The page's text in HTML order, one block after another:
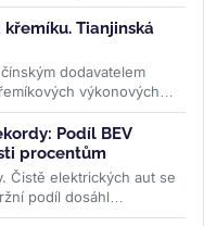
Tianjinská
dodavatelem
výkonových
Podíl BEV
procentům
Čistě elektrických aut se
podíl dosáhl